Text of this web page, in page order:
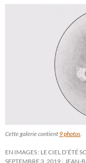
Cette galerie contient 9 photos.
EN IMAGES : LE CIEL D’ÉTÉ
SEPTEMBRE 3, 2019 JEAN-